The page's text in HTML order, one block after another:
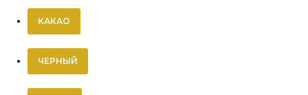
КАКАО
ЧЕРНЫЙ